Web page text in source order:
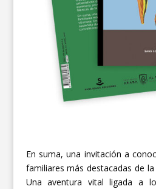
En suma, una invitación a
familiares más destacadas de
Una aventura vital ligada a